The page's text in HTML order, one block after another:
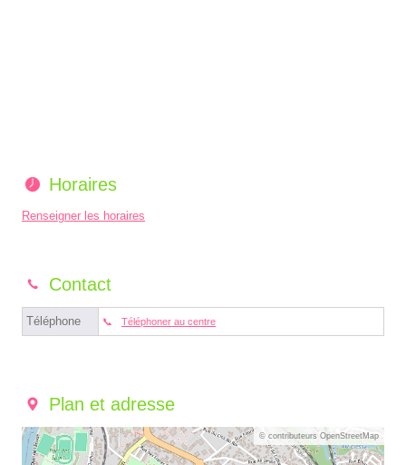
Horaires
Renseigner les horaires
Contact
Téléphone Téléphoner au centre
Plan et adresse
© contributeurs OpenStreetMap